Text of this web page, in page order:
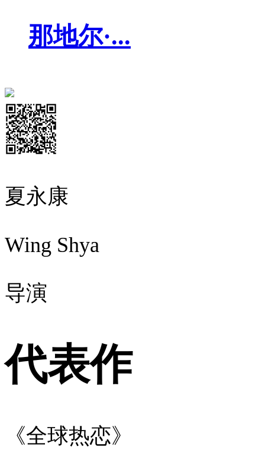
那地尔·...
夏永康
Wing Shya
导演
代表作
《全球热恋》